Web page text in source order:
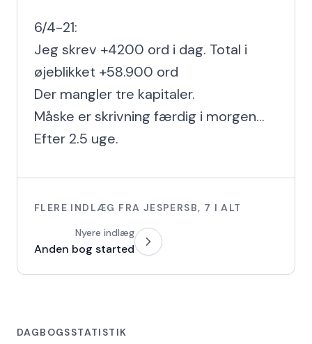
6/4-21:
Jeg skrev +4200 ord i dag. Total i
øjeblikket +58.900 ord
Der mangler tre kapitaler.
Måske er skrivning færdig i morgen...
Efter 2.5 uge.
FLERE INDLÆG FRA JESPERSB, 7 I ALT
Nyere indlæg
Anden bog started
DAGBOGSSTATISTIK